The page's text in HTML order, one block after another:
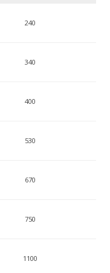
240
340
400
530
670
750
1100